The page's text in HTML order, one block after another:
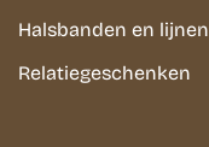
Halsbanden en lijnen
Relatiegeschenken